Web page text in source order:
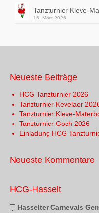
Tanzturnier Kleve-
16. März 2026
Neueste Beiträge
HCG Tanzturnier 2026
Tanzturnier Kevelaer
Tanzturnier Kleve-
Tanzturnier Goch 2026
Einladung HCG
Neueste Kommentare
HCG-Hasselt
Hasselter Carnevals